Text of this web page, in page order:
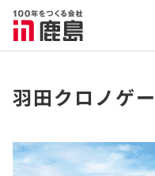
羽田クロノゲ